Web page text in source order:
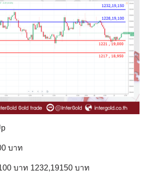
บาท
บาท 1232,19150 บาท